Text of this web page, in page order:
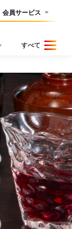
会員サービス
すべて